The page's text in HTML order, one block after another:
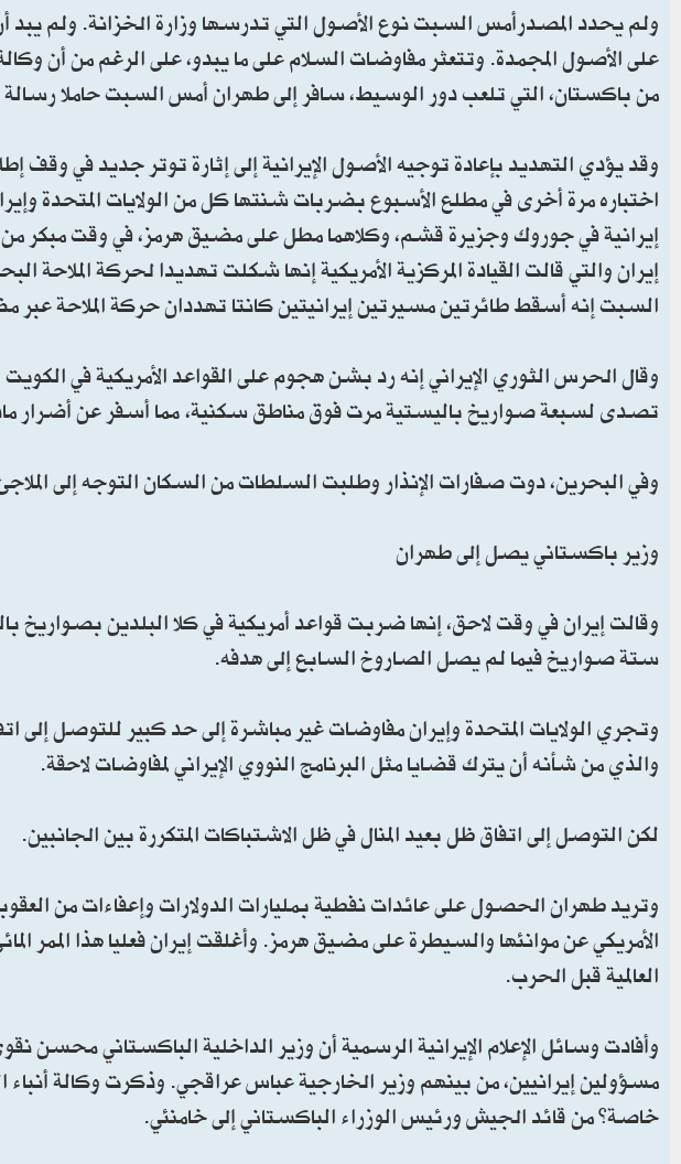
ولم يحدد المصدرأمس السبت نوع الأصول التي تدرسها وزارة الخزانة. ولم
على الأصول المجمدة. وتتعثر مفاوضات السلام على ما يبدو، على الرغم من أن
من باكستان، التي تلعب دور الوسيط، سافر إلى طهران أمس السبت حاملا رسالة
وقد يؤدي التهديد بإعادة توجيه الأصول الإيرانية إلى إثارة توتر جديد في وقف
اختباره مرة أخرى في مطلع الأسبوع بضربات شنتها كل من الولايات المتحدة
إيرانية في جوروك وجزيرة قشم، وكلاهما مطل على مضيق هرمز، في وقت مبكر
إيران والتي قالت القيادة المركزية الأمريكية إنها شكلت تهديدا لحركة
السبت إنه أسقط طائرتين مسيرتين إيرانيتين كانتا تهددان حركة الملاحة
وقال الحرس الثوري الإيراني إنه رد بشن هجوم على القواعد الأمريكية في
تصدى لسبعة صواريخ باليستية مرت فوق مناطق سكنية، مما أسفر عن أضرار
وفي البحرين، دوت صفارات الإنذار وطلبت السلطات من السكان التوجه إلى
وزير باكستاني يصل إلى طهران
وقالت إيران في وقت لاحق، إنها ضربت قواعد أمريكية في كلا البلدين بصواريخ
ستة صواريخ فيما لم يصل الصاروخ السابع إلى هدفه.
وتجري الولايات المتحدة وإيران مفاوضات غير مباشرة إلى حد كبير للتوصل إلى
والذي من شأنه أن يترك قضايا مثل البرنامج النووي الإيراني لمفاوضات لاحقة.
لكن التوصل إلى اتفاق ظل بعيد المنال في ظل الاشتباكات المتكررة بين الجانبين.
وتريد طهران الحصول على عائدات نفطية بمليارات الدولارات وإعفاءات من
الأمريكي عن موانئها والسيطرة على مضيق هرمز. وأغلقت إيران فعليا هذا الممر
العالمية قبل الحرب.
وأفادت وسائل الإعلام الإيرانية الرسمية أن وزير الداخلية الباكستاني
مسؤولين إيرانيين، من بينهم وزير الخارجية عباس عراقجي. وذكرت وكالة أنباء
خاصة” من قائد الجيش ورئيس الوزراء الباكستاني إلى خامنئي.